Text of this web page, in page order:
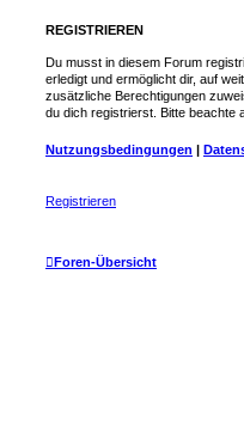
REGISTRIEREN
Du musst in diesem Forum
erledigt und ermöglicht dir, auf
zusätzliche Berechtigungen
du dich registrierst. Bitte beachte
Nutzungsbedingungen |
Registrieren
Foren-Übersicht